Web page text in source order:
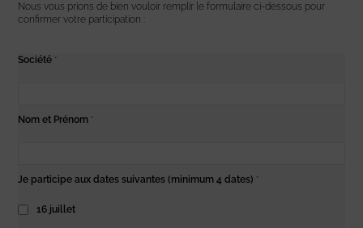
Nous vous prions de bien vouloir remplir le formulaire ci-dessous pour
confirmer votre participation :
Société *
Nom et Prénom *
Je participe aux dates suivantes (minimum 4 dates) *
16 juillet